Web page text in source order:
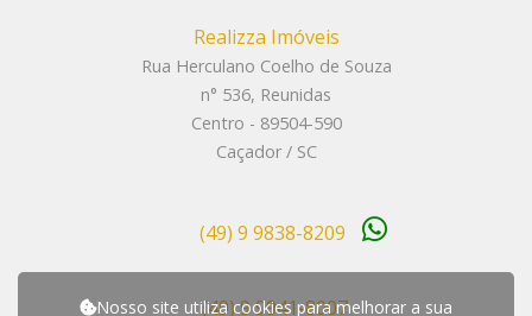
Nosso site utiliza cookies para melhorar a sua
Realizza Imóveis
Rua Herculano Coelho de Souza
n° 536, Reunidas
Centro - 89504-590
Caçador / SC
(49) 9 9838-8209
(49) 9 9941-8007